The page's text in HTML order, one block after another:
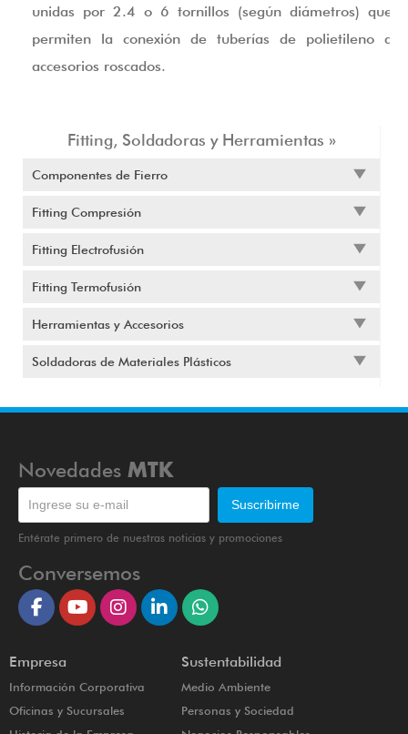
Fitting, Soldadoras y Herramientas »
Componentes de Fierro
Fitting Compresión
Fitting Electrofusión
Fitting Termofusión
Herramientas y Accesorios
Soldadoras de Materiales Plásticos
unidas por 2.4 o 6 tornillos (según diámetros) que
permiten la conexión de tuberías de polietileno a
accesorios roscados.
Novedades MTK
Entérate primero de nuestras noticias y promociones
Conversemos
Empresa
Información Corporativa
Oficinas y Sucursales
Sustentabilidad
Medio Ambiente
Personas y Sociedad